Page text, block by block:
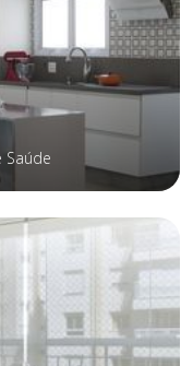
Saúde